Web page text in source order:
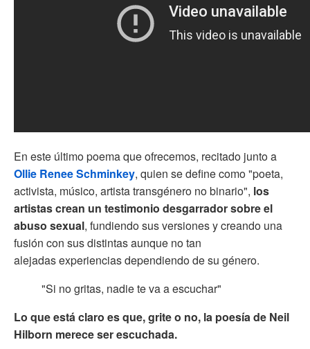
En este último poema que ofrecemos, recitado junto a
Ollie Renee Schminkey, quien se define como "poeta,
activista, músico, artista transgénero no binario", los
artistas crean un testimonio desgarrador sobre el
abuso sexual, fundiendo sus versiones y creando una
fusión con sus distintas aunque no tan
alejadas experiencias dependiendo de su género.
"Si no gritas, nadie te va a escuchar"
Lo que está claro es que, grite o no, la poesía de Neil
Hilborn merece ser escuchada.